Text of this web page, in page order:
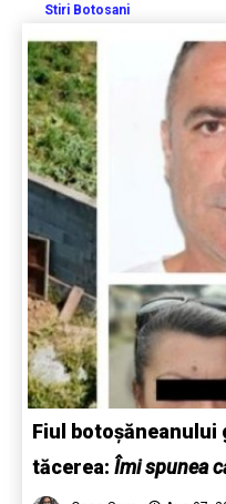
Stiri Botosani
Fiul
tăcerea: Îmi spunea